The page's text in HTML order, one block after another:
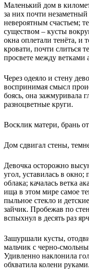
Маленький дом в
за них почти
невероятным счастьем;
существом – кусты
окна оплетали тенёта, и
кровати, почти слиться
просвете между ветками
Через одеяло и стену
воспринимая смысл
боясь, она зажмуривала
разноцветные круги.
Восклик матери, брань
Дом сдвигал стены,
Девочка осторожно
угол, уставилась в окно;
облака; качалась ветка
ища в этом мире самое
пыльное стекло и
зайчик. Пробежав по
вспыхнул в десять раз
Зашуршали кусты,
мальчик с черно-
Удивленно наклонила
обхватила колени